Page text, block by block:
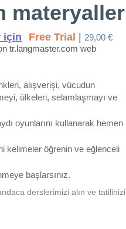
için Free Trial
29,00 €
tr.langmaster.com web
alışverişi, vücudun
ülkeleri, selamlaşmayı ve
oyunlarını kullanarak hemen
kelimeler öğrenin ve eğlenceli
başlarsınız.
derslerimizi alın ve tatilinizi